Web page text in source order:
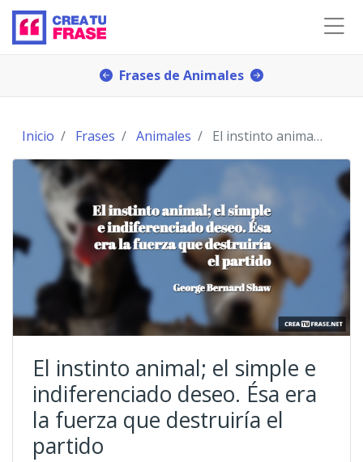
Frases de Animales
Inicio Frases Animales El instinto animal; el simple e indiferenciado des
El instinto animal; el simple e
indiferenciado deseo. Ésa era
la fuerza que destruiría el
partido